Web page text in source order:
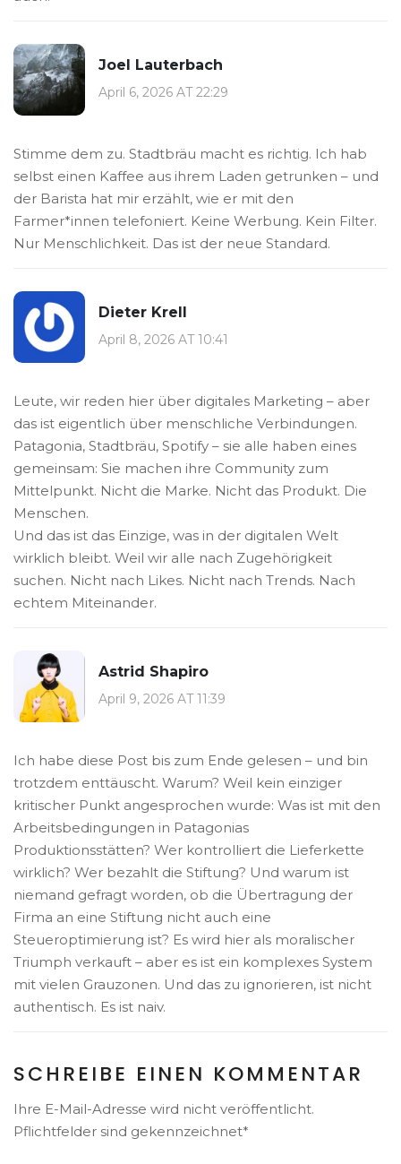
Joel Lauterbach
April 6, 2026 AT 22:29
Stimme dem zu. Stadtbräu macht es richtig. Ich hab
selbst einen Kaffee aus ihrem Laden getrunken – und
der Barista hat mir erzählt, wie er mit den
Farmer*innen telefoniert. Keine Werbung. Kein Filter.
Nur Menschlichkeit. Das ist der neue Standard.
Dieter Krell
April 8, 2026 AT 10:41
Leute, wir reden hier über digitales Marketing – aber
das ist eigentlich über menschliche Verbindungen.
Patagonia, Stadtbräu, Spotify – sie alle haben eines
gemeinsam: Sie machen ihre Community zum
Mittelpunkt. Nicht die Marke. Nicht das Produkt. Die
Menschen.
Und das ist das Einzige, was in der digitalen Welt
wirklich bleibt. Weil wir alle nach Zugehörigkeit
suchen. Nicht nach Likes. Nicht nach Trends. Nach
echtem Miteinander.
Astrid Shapiro
April 9, 2026 AT 11:39
Ich habe diese Post bis zum Ende gelesen – und bin
trotzdem enttäuscht. Warum? Weil kein einziger
kritischer Punkt angesprochen wurde: Was ist mit den
Arbeitsbedingungen in Patagonias
Produktionsstätten? Wer kontrolliert die Lieferkette
wirklich? Wer bezahlt die Stiftung? Und warum ist
niemand gefragt worden, ob die Übertragung der
Firma an eine Stiftung nicht auch eine
Steueroptimierung ist? Es wird hier als moralischer
Triumph verkauft – aber es ist ein komplexes System
mit vielen Grauzonen. Und das zu ignorieren, ist nicht
authentisch. Es ist naiv.
SCHREIBE EINEN KOMMENTAR
Ihre E-Mail-Adresse wird nicht veröffentlicht.
Pflichtfelder sind gekennzeichnet*